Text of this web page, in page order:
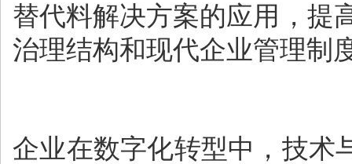
替代料解决方案的应用，提
治理结构和现代企业管理制
企业在数字化转型中，技术